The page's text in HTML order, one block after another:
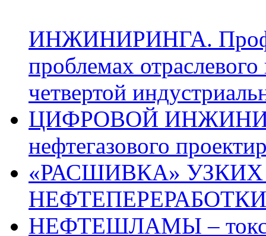
ИНЖИНИРИНГА.
проблемах
четвертой
ЦИФРОВОЙ
нефтегазового
«РАСШИВКА»
НЕФТЕПЕРЕРАБОТКИ
НЕФТЕШЛАМЫ –